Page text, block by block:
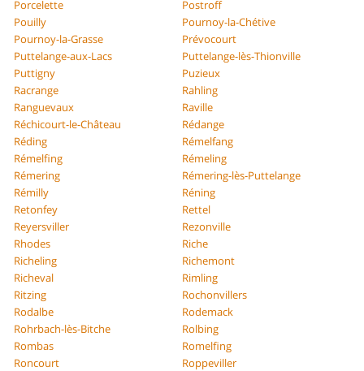
Porcelette
Postroff
Pouilly
Pournoy-la-Chétive
Pournoy-la-Grasse
Prévocourt
Puttelange-aux-Lacs
Puttelange-lès-Thionville
Puttigny
Puzieux
Racrange
Rahling
Ranguevaux
Raville
Réchicourt-le-Château
Rédange
Réding
Rémelfang
Rémelfing
Rémeling
Rémering
Rémering-lès-Puttelange
Rémilly
Réning
Retonfey
Rettel
Reyersviller
Rezonville
Rhodes
Riche
Richeling
Richemont
Richeval
Rimling
Ritzing
Rochonvillers
Rodalbe
Rodemack
Rohrbach-lès-Bitche
Rolbing
Rombas
Romelfing
Roncourt
Roppeviller